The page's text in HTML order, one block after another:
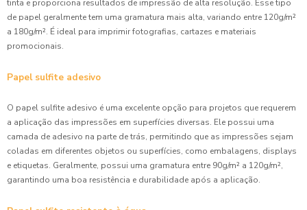
tinta e proporciona resultados de impressão de alta resolução. Esse tipo
de papel geralmente tem uma gramatura mais alta, variando entre 120g/m²
a 180g/m². É ideal para imprimir fotografias, cartazes e materiais
promocionais.
Papel sulfite adesivo
O papel sulfite adesivo é uma excelente opção para projetos que requerem
a aplicação das impressões em superfícies diversas. Ele possui uma
camada de adesivo na parte de trás, permitindo que as impressões sejam
coladas em diferentes objetos ou superfícies, como embalagens, displays
e etiquetas. Geralmente, possui uma gramatura entre 90g/m² a 120g/m²,
garantindo uma boa resistência e durabilidade após a aplicação.